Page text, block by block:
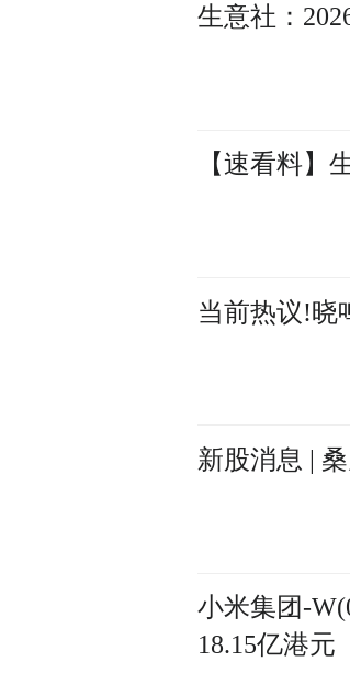
生意社：
【速看料】
当前热议!晓
新股消息 |
小米集团-
18.15亿港元